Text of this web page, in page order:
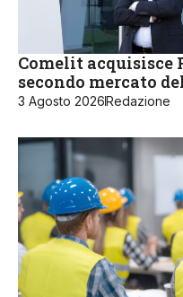
Comelit acquisisce
secondo mercato
3 Agosto 2026Redazione